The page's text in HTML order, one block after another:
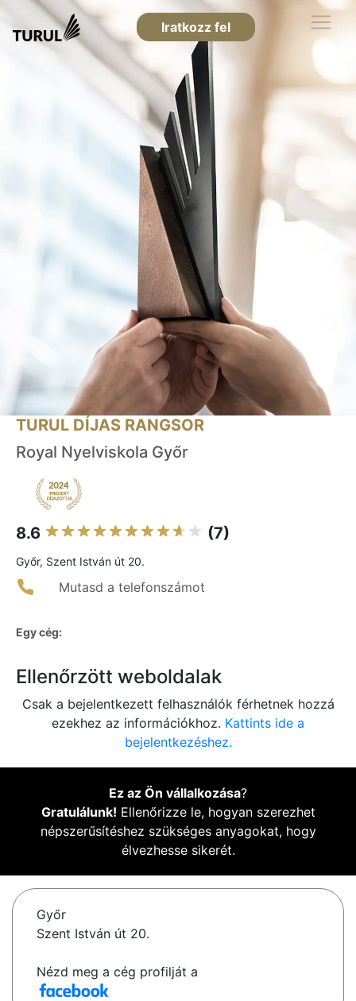
Iratkozz fel
TURUL DÍJAS RANGSOR
Royal Nyelviskola Győr
8.6 (7)
Győr, Szent István út 20.
Mutasd a telefonszámot
Egy cég:
Ellenőrzött weboldalak
Csak a bejelentkezett felhasználók férhetnek hozzá
ezekhez az információkhoz. Kattints ide a
bejelentkezéshez.
Ez az Ön vállalkozása?
Gratulálunk! Ellenőrizze le, hogyan szerezhet
népszerűsítéshez szükséges anyagokat, hogy
élvezhesse sikerét.
Győr
Szent István út 20.
Nézd meg a cég profilját a